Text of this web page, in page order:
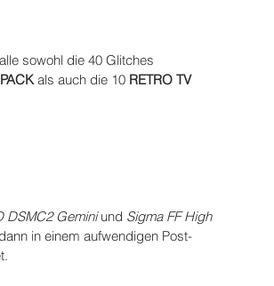
sowohl die 40 Glitches
als auch die 10 RETRO TV
DSMC2 Gemini und Sigma FF High
in einem aufwendigen Post-